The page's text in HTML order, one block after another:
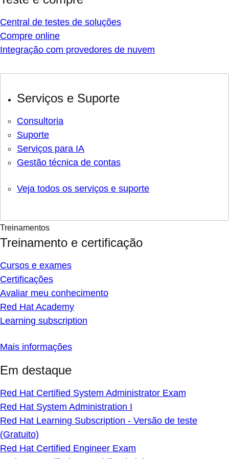
Central de testes de soluções
Compre online
Integração com provedores de nuvem
Serviços e Suporte
Consultoria
Suporte
Serviços para IA
Gestão técnica de contas
Veja todos os serviços e suporte
Treinamentos
Treinamento e certificação
Cursos e exames
Certificações
Avaliar meu conhecimento
Red Hat Academy
Learning subscription
Mais informações
Em destaque
Red Hat Certified System Administrator Exam
Red Hat System Administration I
Red Hat Learning Subscription - Versão de teste
(Gratuito)
Red Hat Certified Engineer Exam